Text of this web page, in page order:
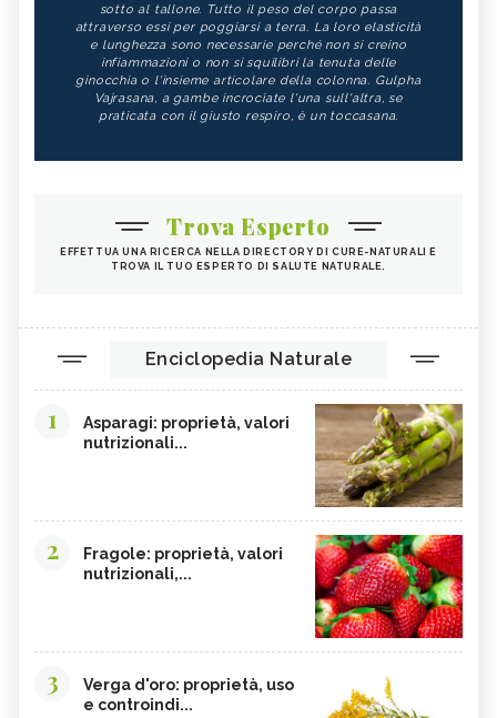
sotto al tallone. Tutto il peso del corpo passa
attraverso essi per poggiarsi a terra. La loro elasticità
e lunghezza sono necessarie perché non si creino
infiammazioni o non si squilibri la tenuta delle
ginocchia o l'insieme articolare della colonna. Gulpha
Vajrasana, a gambe incrociate l'una sull'altra, se
praticata con il giusto respiro, è un toccasana.
Trova Esperto
EFFETTUA UNA RICERCA NELLA DIRECTORY DI CURE-NATURALI E
TROVA IL TUO ESPERTO DI SALUTE NATURALE.
Enciclopedia Naturale
1
Asparagi: proprietà, valori
nutrizionali...
2
Fragole: proprietà, valori
nutrizionali,...
3
Verga d'oro: proprietà, uso
e controindi...